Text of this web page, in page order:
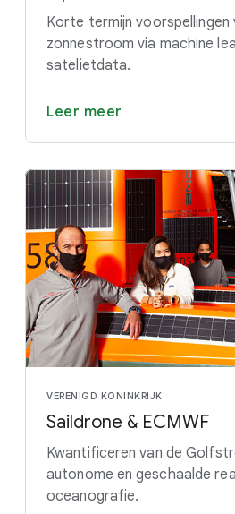
Korte termijn voorspellingen
zonnestroom via machine
satelietdata.
Leer meer
VERENIGD KONINKRIJK
Saildrone & ECMWF
Kwantificeren van de
autonome en geschaalde
oceanografie.